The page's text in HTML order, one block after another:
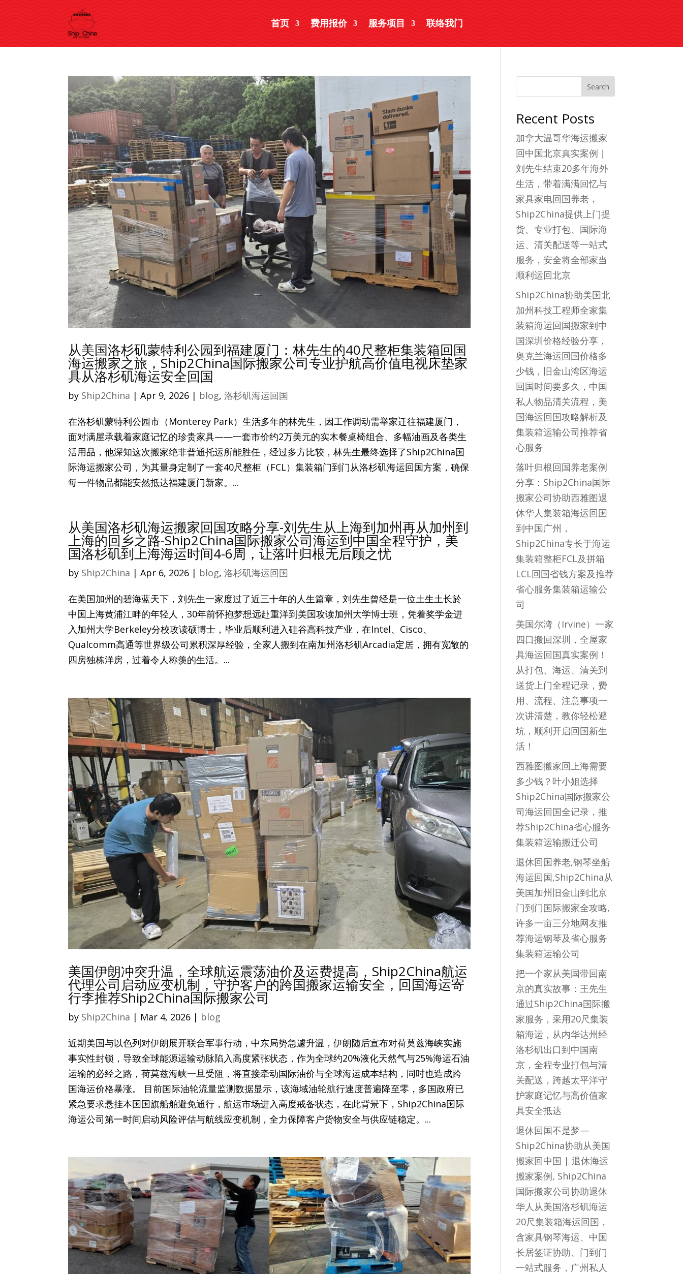
首页 费用报价 服务项目 联络我门
从美国洛杉矶蒙特利公园到福建厦门：林先生的40尺整柜集装箱回国
海运搬家之旅，Ship2China国际搬家公司专业护航高价值电视床垫家
具从洛杉矶海运安全回国
by Ship2China |Apr 9, 2026 | blog,洛杉矶海运回国
在洛杉矶蒙特利公园市（Monterey Park）生活多年的林先生，因工作调动需举家迁往福建厦门，
面对满屋承载着家庭记忆的珍贵家具——一套市价约2万美元的实木餐桌椅组合、多幅油画及各类生
活用品，他深知这次搬家绝非普通托运所能胜任，经过多方比较，林先生最终选择了Ship2China国
际海运搬家公司，为其量身定制了一套40尺整柜（FCL）集装箱门到门从洛杉矶海运回国方案，确保
每一件物品都能安然抵达福建厦门新家。...
从美国洛杉矶海运搬家回国攻略分享-刘先生从上海到加州再从加州到
上海的回乡之路-Ship2China国际搬家公司海运到中国全程守护，美
国洛杉矶到上海海运时间4-6周，让落叶归根无后顾之忧
by Ship2China |Apr 6, 2026 | blog,洛杉矶海运回国
在美国加州的碧海蓝天下，刘先生一家度过了近三十年的人生篇章，刘先生曾经是一位土生土长於
中国上海黄浦江畔的年轻人，30年前怀抱梦想远赴重洋到美国攻读加州大学博士班，凭着奖学金进
入加州大学Berkeley分校攻读硕博士，毕业后顺利进入硅谷高科技产业，在Intel、Cisco、
Qualcomm高通等世界级公司累积深厚经验，全家人搬到在南加州洛杉矶Arcadia定居，拥有宽敞的
四房独栋洋房，过着令人称羡的生活。...
美国伊朗冲突升温，全球航运震荡油价及运费提高，Ship2China航运
代理公司启动应变机制，守护客户的跨国搬家运输安全，回国海运寄
行李推荐Ship2China国际搬家公司
by Ship2China | Mar 4, 2026 | blog
近期美国与以色列对伊朗展开联合军事行动，中东局势急遽升温，伊朗随后宣布对荷莫兹海峡实施
事实性封锁，导致全球能源运输动脉陷入高度紧张状态，作为全球约20%液化天然气与25%海运石油
运输的必经之路，荷莫兹海峡一旦受阻，将直接牵动国际油价与全球海运成本结构，同时也造成跨
国海运价格暴涨。 目前国际油轮流量监测数据显示，该海域油轮航行速度普遍降至零，多国政府已
紧急要求悬挂本国国旗船舶避免通行，航运市场进入高度戒备状态，在此背景下，Ship2China国际
海运公司第一时间启动风险评估与航线应变机制，全力保障客户货物安全与供应链稳定。...
Search
Recent Posts
加拿大温哥华海运搬家
回中国北京真实案例｜
刘先生结束20多年海外
生活，带着满满回忆与
家具家电回国养老，
Ship2China提供上门提
货、专业打包、国际海
运、清关配送等一站式
服务，安全将全部家当
顺利运回北京
Ship2China协助美国北
加州科技工程师全家集
装箱海运回国搬家到中
国深圳价格经验分享，
奥克兰海运回国价格多
少钱，旧金山湾区海运
回国时间要多久，中国
私人物品清关流程，美
国海运回国攻略解析及
集装箱运输公司推荐省
心服务
落叶归根回国养老案例
分享：Ship2China国际
搬家公司协助西雅图退
休华人集装箱海运回国
到中国广州，
Ship2China专长于海运
集装箱整柜FCL及拼箱
LCL回国省钱方案及推荐
省心服务集装箱运输公
司
美国尔湾（Irvine）一家
四口搬回深圳，全屋家
具海运回国真实案例！
从打包、海运、清关到
送货上门全程记录，费
用、流程、注意事项一
次讲清楚，教你轻松避
坑，顺利开启回国新生
活！
西雅图搬家回上海需要
多少钱？叶小姐选择
Ship2China国际搬家公
司海运回国全记录，推
荐Ship2China省心服务
集装箱运输搬迁公司
退休回国养老,钢琴坐船
海运回国,Ship2China从
美国加州旧金山到北京
门到门国际搬家全攻略,
许多一亩三分地网友推
荐海运钢琴及省心服务
集装箱运输公司
把一个家从美国带回南
京的真实故事：王先生
通过Ship2China国际搬
家服务，采用20尺集装
箱海运，从内华达州经
洛杉矶出口到中国南
京，全程专业打包与清
关配送，跨越太平洋守
护家庭记忆与高价值家
具安全抵达
退休回国不是梦—
Ship2China协助从美国
搬家回中国 | 退休海运
搬家案例, Ship2China
国际搬家公司协助退休
华人从美国洛杉矶海运
20尺集装箱海运回国，
含家具钢琴海运、中国
长居签证协助、门到门
一站式服务，广州私人